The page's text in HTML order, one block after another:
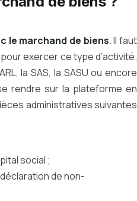
le marchand de biens. Il faut
exercer ce type d’activité.
la SAS, la SASU ou encore
rendre sur la plateforme en
administratives suivantes
social ;
de non-